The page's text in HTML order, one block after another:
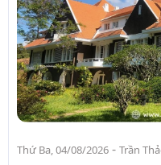
Thứ Ba, 04/08/2026 - Trần